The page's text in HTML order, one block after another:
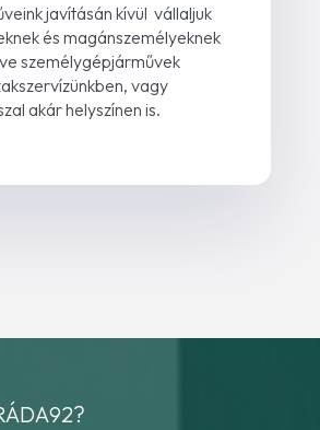
javításán kívül vállaljuk
és magánszemélyeknek
személygépjárművek
vagy
akár helyszínen is.